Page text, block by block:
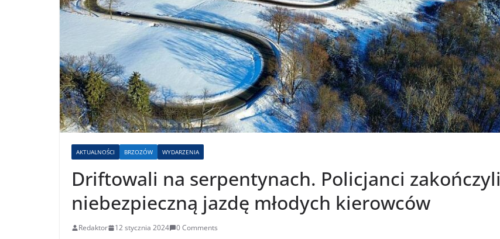
AKTUALNOŚCI BRZOZÓW WYDARZENIA
Driftowali na serpentynach. Policjanci zakończyli
niebezpieczną jazdę młodych kierowców
Redaktor 12 stycznia 2024 0 Comments